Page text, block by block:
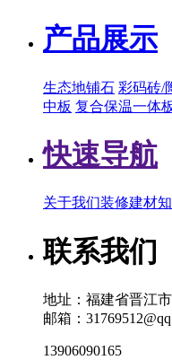
产品展示
生态地铺石 彩码砖/
中板 复合保温一体
快速导航
关于我们装修建材
联系我们
地址：福建省晋江
邮箱：
13906090165